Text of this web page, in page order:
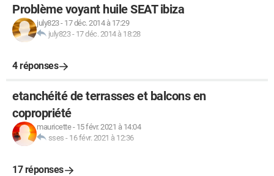
Problème voyant huile SEAT ibiza
july823- 17 déc. 2014 à 17:29
july823- 17 déc. 2014 à 18:28
4 réponses
etanchéité de terrasses et balcons en
copropriété
mauricette- 15 févr. 2021 à 14:04
sses - 16 févr. 2021 à 12:36
17 réponses